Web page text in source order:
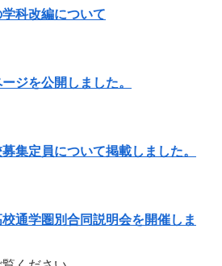
科改編について
ジを公開しました。
集定員について掲載しました。
通学圏別合同説明会を開催しま